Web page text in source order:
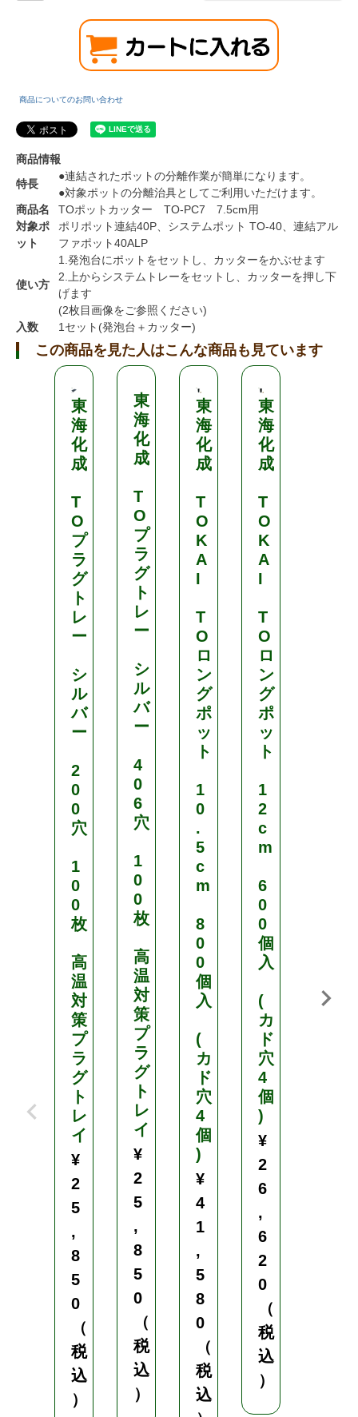
商品についてのお問い合わせ
商品情報
特長
●連結されたポットの分離作業が簡単になります。
●対象ポットの分離治具としてご利用いただけます。
商品名
TOポットカッター TO-PC7 7.5cm用
対象ポ
ット
ポリポット連結40P、システムポット TO-40、連結アル
ファポット40ALP
使い方
1.発泡台にポットをセットし、カッターをかぶせます
2.上からシステムトレーをセットし、カッターを押し下
げます
(2枚目画像をご参照ください)
入数
1セット(発泡台＋カッター)
この商品を見た人はこんな商品も見ています
東
海
化
成
T
O
プ
ラ
グ
ト
レ
ー
シ
ル
バ
ー
2
0
0
穴
1
0
0
枚
高
温
対
策
プ
ラ
グ
ト
レ
イ
¥
2
5
,
8
5
0
（
税
込
）
東
海
化
成
T
O
プ
ラ
グ
ト
レ
ー
シ
ル
バ
ー
4
0
6
穴
1
0
0
枚
高
温
対
策
プ
ラ
グ
ト
レ
イ
¥
2
5
,
8
5
0
（
税
込
）
東
海
化
成
T
O
K
A
I
T
O
ロ
ン
グ
ポ
ッ
ト
1
0
.
5
c
m
8
0
0
個
入
(
カ
ド
穴
4
個
)
¥
4
1
,
5
8
0
（
税
込
東
海
化
成
T
O
K
A
I
T
O
ロ
ン
グ
ポ
ッ
ト
1
2
c
m
6
0
0
個
入
(
カ
ド
穴
4
個
)
¥
2
6
,
6
2
0
（
税
込
）
(